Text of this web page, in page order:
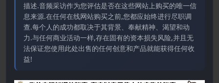
描述.音频采访作为您评估是否在这些网站上购买的唯一信
息来源.在任何在线网站购买之前,您都应始终进行尽职调
查.每个人的成功都取决于其背景、奉献精神、渴望和动
力.与任何商业活动一样,存在固有的资本损失风险,并且无
法保证您使用此处出售的任何创意和产品就能获得任何收
益!